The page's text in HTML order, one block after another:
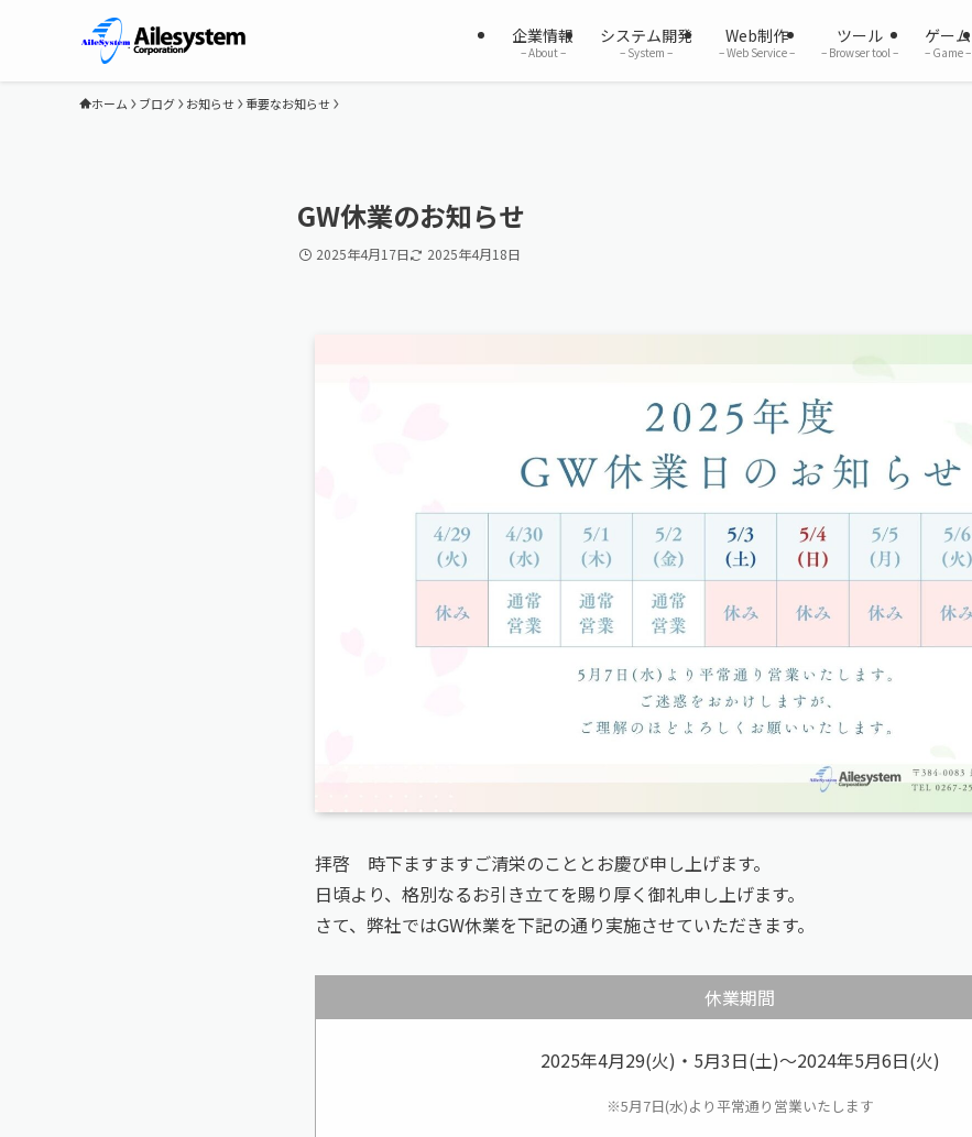
企業情報
– About –
システム開発
– System –
Web制作
– Web Service –
ツール
– Browser tool –
ゲーム
– Game –
ホーム ブログ お知らせ 重要なお知らせ
GW休業のお知らせ
2025年4月17日 2025年4月18日
拝啓 時下ますますご清栄のこととお慶び申し上げます。
日頃より、格別なるお引き立てを賜り厚く御礼申し上げます。
さて、弊社ではGW休業を下記の通り実施させていただきます。
休業期間
2025年4月29(火)・5月3日(土)～2024年5月6日(火)
※5月7日(水)より平常通り営業いたします